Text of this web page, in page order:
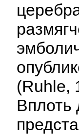
(Ruhle,
Вплоть